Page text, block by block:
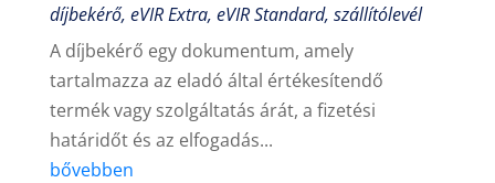
díjbekérő, eVIR Extra, eVIR Standard, szállítólevél
A díjbekérő egy dokumentum, amely
tartalmazza az eladó által értékesítendő
termék vagy szolgáltatás árát, a fizetési
határidőt és az elfogadás...
bővebben